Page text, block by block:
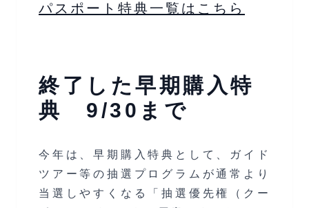
パスポート特典一覧はこちら
終了した早期購入特
典 9/30まで
今年は、早期購入特典として、ガイド
ツアー等の抽選プログラムが通常より
当選しやすくなる「抽選優先権（クー